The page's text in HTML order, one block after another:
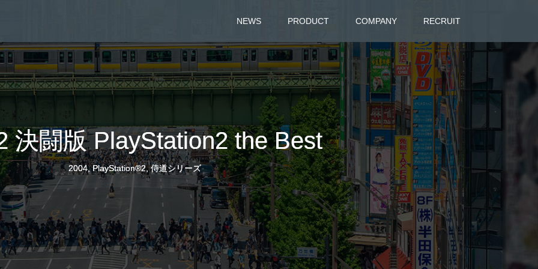
NEWS PRODUCT COMPANY RECRUIT
決闘版 PlayStation2 the Best
2004,PlayStation®2,侍道シリーズ